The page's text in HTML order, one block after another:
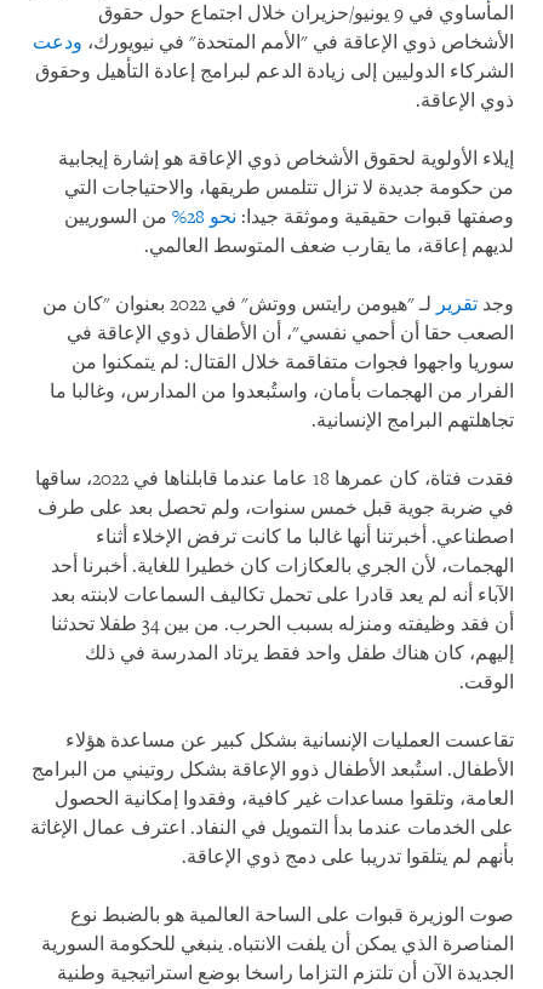
المأساوي في 9 يونيو/حزيران خلال اجتماع حول حقوق
الأشخاص ذوي الإعاقة في "الأمم المتحدة" في نيويورك، ودعت
الشركاء الدوليين إلى زيادة الدعم لبرامج إعادة التأهيل وحقوق
ذوي الإعاقة.
إيلاء الأولوية لحقوق الأشخاص ذوي الإعاقة هو إشارة إيجابية
من حكومة جديدة لا تزال تتلمس طريقها، والاحتياجات التي
وصفتها قبوات حقيقية وموثقة جيدا: نحو 28%
من السوريين
لديهم إعاقة، ما يقارب ضعف المتوسط العالمي.
وجد تقرير
لـ "هيومن رايتس ووتش" في 2022 بعنوان "كان من
الصعب حقا أن أحمي نفسي"، أن الأطفال ذوي الإعاقة في
سوريا واجهوا فجوات متفاقمة خلال القتال: لم يتمكنوا من
الفرار من الهجمات بأمان، واستُبعدوا من المدارس، وغالبا ما
تجاهلتهم البرامج الإنسانية.
فقدت فتاة، كان عمرها 18 عاما عندما قابلناها في 2022، ساقها
في ضربة جوية قبل خمس سنوات، ولم تحصل بعد على طرف
اصطناعي. أخبرتنا أنها غالبا ما كانت ترفض الإخلاء أثناء
الهجمات، لأن الجري بالعكازات كان خطيرا للغاية. أخبرنا أحد
الآباء أنه لم يعد قادرا على تحمل تكاليف السماعات لابنته بعد
أن فقد وظيفته ومنزله بسبب الحرب. من بين 34 طفلا تحدثنا
إليهم، كان هناك طفل واحد فقط يرتاد المدرسة في ذلك
الوقت.
تقاعست العمليات الإنسانية بشكل كبير عن مساعدة هؤلاء
الأطفال. استُبعد الأطفال ذوو الإعاقة بشكل روتيني من البرامج
العامة، وتلقوا مساعدات غير كافية، وفقدوا إمكانية الحصول
على الخدمات عندما بدأ التمويل في النفاد. اعترف عمال الإغاثة
بأنهم لم يتلقوا تدريبا على دمج ذوي الإعاقة.
صوت الوزيرة قبوات على الساحة العالمية هو بالضبط نوع
المناصرة الذي يمكن أن يلفت الانتباه. ينبغي للحكومة السورية
الجديدة الآن أن تلتزم التزاما راسخا بوضع استراتيجية وطنية